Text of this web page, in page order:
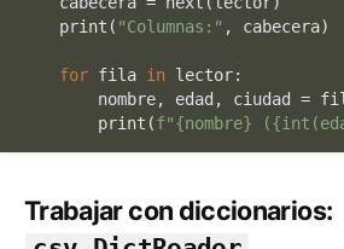
print ( "Columnas:" , cabecera)
for fila in lector:
nombre, edad, ciudad
print (f"{nombre} ({int
Trabajar con diccionarios: